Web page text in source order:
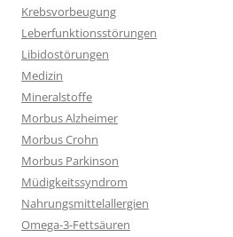
Krebsvorbeugung
Leberfunktionsstörungen
Libidostörungen
Medizin
Mineralstoffe
Morbus Alzheimer
Morbus Crohn
Morbus Parkinson
Müdigkeitssyndrom
Nahrungsmittelallergien
Omega-3-Fettsäuren